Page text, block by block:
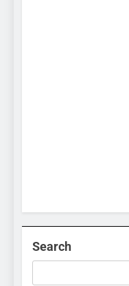
Search